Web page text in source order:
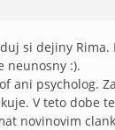
si dejiny
neunosny :).
ani psycholog.
V teto dobe
novinovim